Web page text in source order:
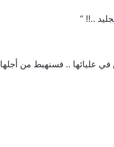
..!! “
في عليائها .. فسنهبط من أجلها